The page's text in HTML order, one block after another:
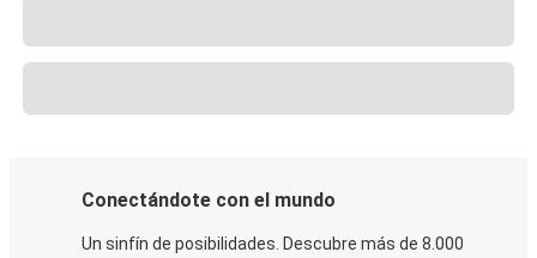
Conectándote con el mundo
Un sinfín de posibilidades. Descubre más de 8.000